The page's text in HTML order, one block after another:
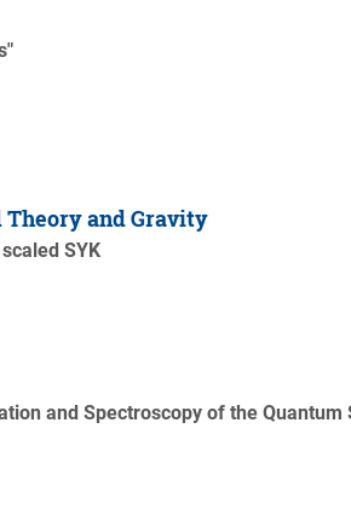
Theory and Gravity
SYK
and Spectroscopy of the